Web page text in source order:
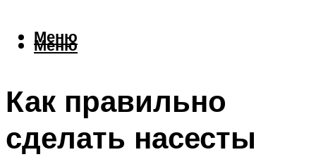
Меню
Меню
Как правильно
сделать насесты